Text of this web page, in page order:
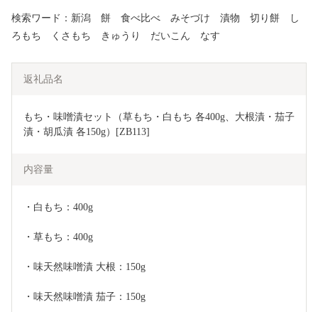
検索ワード：新潟 餅 食べ比べ みそづけ 漬物 切り餅 し
ろもち くさもち きゅうり だいこん なす
返礼品名
もち・味噌漬セット（草もち・白もち 各400g、大根漬・茄子
漬・胡瓜漬 各150g）[ZB113]
内容量
・白もち：400g
・草もち：400g
・味天然味噌漬 大根：150g
・味天然味噌漬 茄子：150g